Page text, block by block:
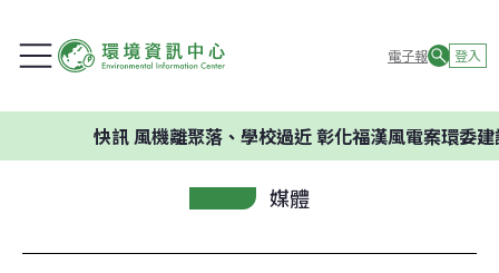
電子報 登入
快訊風機離聚落、學校過近 彰化福漢風電案環委建議不
媒體